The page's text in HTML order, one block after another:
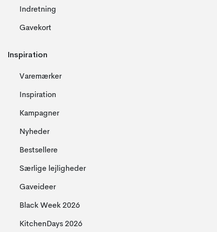
Indretning
Gavekort
Inspiration
Varemærker
Inspiration
Kampagner
Nyheder
Bestsellere
Særlige lejligheder
Gaveideer
Black Week 2026
KitchenDays 2026